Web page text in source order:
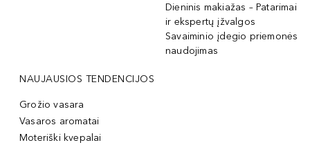
Dieninis makiažas – Patarimai
ir ekspertų įžvalgos
Savaiminio įdegio priemonės
naudojimas
NAUJAUSIOS TENDENCIJOS
Grožio vasara
Vasaros aromatai
Moteriški kvepalai